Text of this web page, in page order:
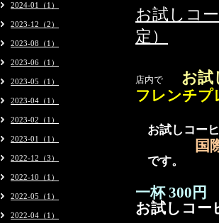
お試しコ
定）
店内で お試
フレンチプ
お試しコー
国
です。
一杯 300円
お試しコー
2024-01（1）
2023-12（2）
2023-08（1）
2023-06（1）
2023-05（1）
2023-04（1）
2023-02（1）
2023-01（1）
2022-12（3）
2022-10（1）
2022-05（1）
2022-04（1）